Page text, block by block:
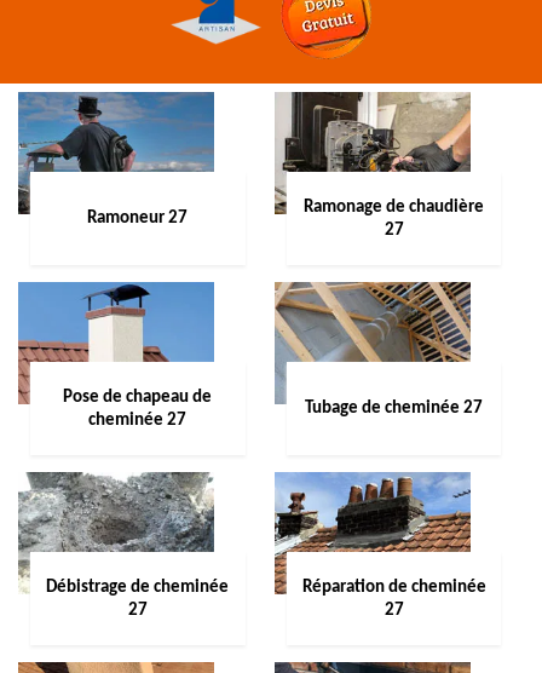
Ramoneur 27
Ramonage de chaudière
27
Pose de chapeau de
cheminée 27
Tubage de cheminée 27
Débistrage de cheminée
27
Réparation de cheminée
27